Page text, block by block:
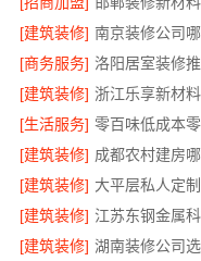
[建筑装修] 南京装修公司
[商务服务]
[建筑装修] 浙江乐享新材
[生活服务] 零百味低成本
[建筑装修]
[建筑装修]
[建筑装修] 江苏东钢金属
[建筑装修] 湖南装修公司